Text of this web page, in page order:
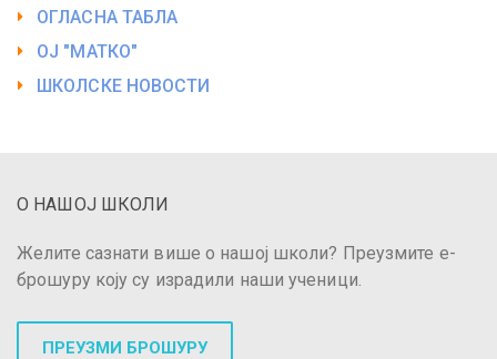
ОГЛАСНА ТАБЛА
ОЈ "МАТКО"
ШКОЛСКЕ НОВОСТИ
О НАШОЈ ШКОЛИ
Желите сазнати више о нашој школи? Преузмите е-
брошуру коју су израдили наши ученици.
ПРЕУЗМИ БРОШУРУ